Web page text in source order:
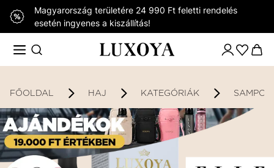
Magyarország területére 24 990 Ft feletti rendelés
esetén ingyenes a kiszállítás!
FŐOLDAL HAJ KATEGÓRIÁK